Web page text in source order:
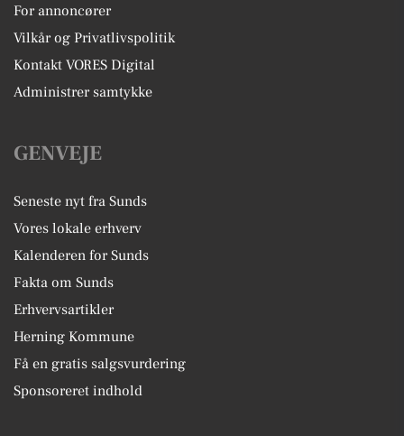
For annoncører
Vilkår og Privatlivspolitik
Kontakt VORES Digital
Administrer samtykke
GENVEJE
Seneste nyt fra Sunds
Vores lokale erhverv
Kalenderen for Sunds
Fakta om Sunds
Erhvervsartikler
Herning Kommune
Få en gratis salgsvurdering
Sponsoreret indhold